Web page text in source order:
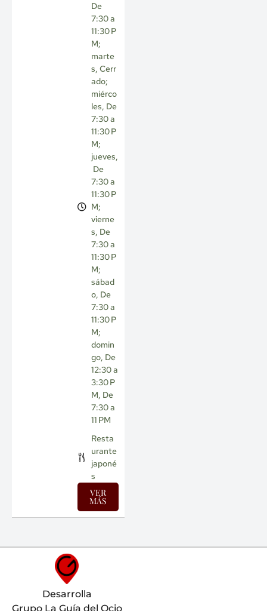
De
7:30 a
11:30 P
M;
marte
s, Cerr
ado;
miérco
les, De
7:30 a
11:30 P
M;
jueves,
De
7:30 a
11:30 P
M;
vierne
s, De
7:30 a
11:30 P
M;
sábad
o, De
7:30 a
11:30 P
M;
domin
go, De
12:30 a
3:30 P
M, De
7:30 a
11 PM
Resta
urante
japoné
s
VER
MÁS
Desarrolla
Grupo La Guía del Ocio